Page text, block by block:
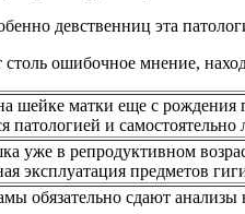
девственниц эта
столь ошибочное мнение,
шейке матки еще с рождения
патологией и
уже в репродуктивном
эксплуатация предметов
обязательно сдают